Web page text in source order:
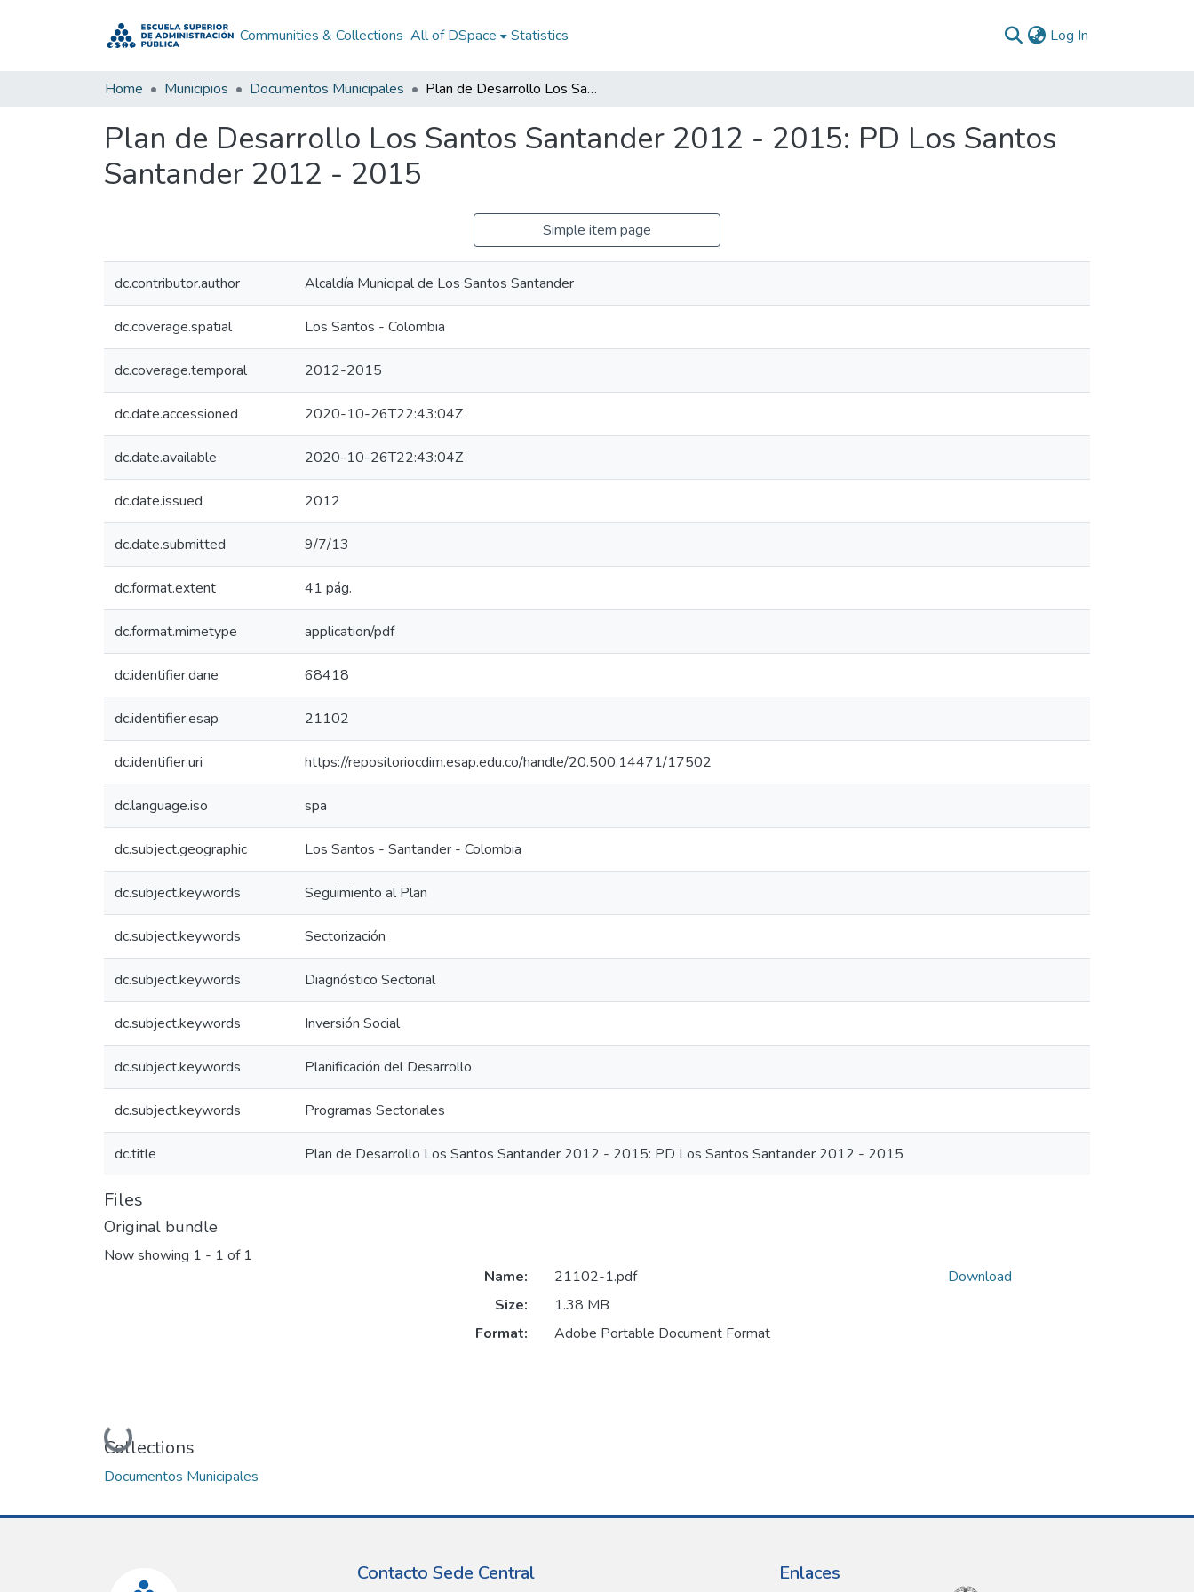
Communities & Collections All of DSpace Statistics Log In
Home Municipios Documentos Municipales Plan de Desarrollo Los Santos Santander 2012 - 2015: PD Los Santos Santander 2012 - 2015
Plan de Desarrollo Los Santos Santander 2012 - 2015: PD Los Santos
Santander 2012 - 2015
Simple item page
dc.contributor.author Alcaldía Municipal de Los Santos Santander
dc.coverage.spatial Los Santos - Colombia
dc.coverage.temporal 2012-2015
dc.date.accessioned 2020-10-26T22:43:04Z
dc.date.available 2020-10-26T22:43:04Z
dc.date.issued 2012
dc.date.submitted 9/7/13
dc.format.extent 41 pág.
dc.format.mimetype application/pdf
dc.identifier.dane 68418
dc.identifier.esap 21102
dc.identifier.uri https://repositoriocdim.esap.edu.co/handle/20.500.14471/17502
dc.language.iso spa
dc.subject.geographic Los Santos - Santander - Colombia
dc.subject.keywords Seguimiento al Plan
dc.subject.keywords Sectorización
dc.subject.keywords Diagnóstico Sectorial
dc.subject.keywords Inversión Social
dc.subject.keywords Planificación del Desarrollo
dc.subject.keywords Programas Sectoriales
dc.title Plan de Desarrollo Los Santos Santander 2012 - 2015: PD Los Santos Santander 2012 - 2015
Files
Original bundle
Now showing 1 - 1 of 1
Loading...
Name:
21102-1.pdf
Size:
1.38 MB
Format:
Adobe Portable Document Format
Download
Collections
Documentos Municipales
Contacto Sede Central Enlaces